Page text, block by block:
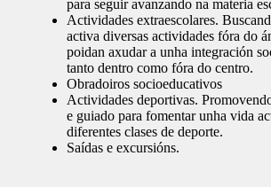
para seguir avanzando na materia
Actividades extraescolares.
activa diversas actividades fóra do
poidan axudar a unha integración
tanto dentro como fóra do centro.
Obradoiros socioeducativos
Actividades deportivas.
e guiado para fomentar unha vida
diferentes clases de deporte.
Saídas e excursións.